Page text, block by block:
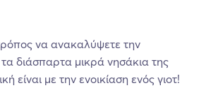
να ανακαλύψετε την
διάσπαρτα μικρά νησάκια της
είναι με την ενοικίαση ενός γιοτ!